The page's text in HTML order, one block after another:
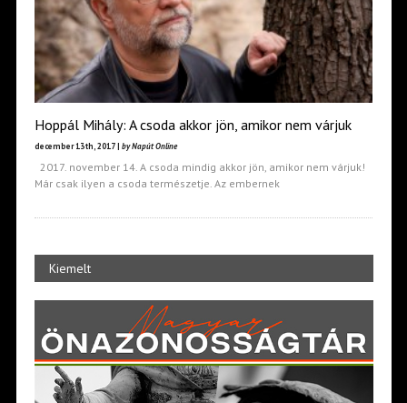
Hoppál Mihály: A csoda akkor jön, amikor nem várjuk
december 13th, 2017 | by Napút Online
2017. november 14. A csoda mindig akkor jön, amikor nem várjuk!
Már csak ilyen a csoda természetje. Az embernek
Kiemelt